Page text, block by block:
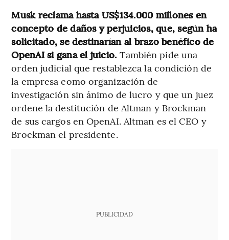
Musk reclama hasta US$134.000 millones en
concepto de daños y perjuicios, que, según ha
solicitado, se destinarían al brazo benéfico de
OpenAI si gana el juicio. También pide una
orden judicial que restablezca la condición de
la empresa como organización de
investigación sin ánimo de lucro y que un juez
ordene la destitución de Altman y Brockman
de sus cargos en OpenAI. Altman es el CEO y
Brockman el presidente.
PUBLICIDAD